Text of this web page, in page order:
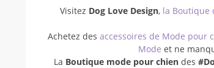
Visitez Dog Love Design, la Boutique
Achetez desaccessoires de Mode pour
Modeet ne
La Boutique mode pour chiendes